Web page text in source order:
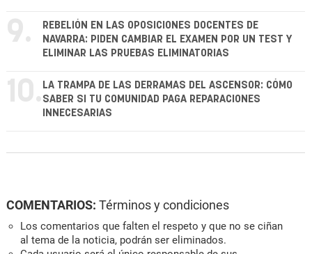
9.
REBELIÓN EN LAS OPOSICIONES DOCENTES DE
NAVARRA: PIDEN CAMBIAR EL EXAMEN POR UN TEST Y
ELIMINAR LAS PRUEBAS ELIMINATORIAS
10. LA TRAMPA DE LAS DERRAMAS DEL ASCENSOR: CÓMO
SABER SI TU COMUNIDAD PAGA REPARACIONES
INNECESARIAS
COMENTARIOS: Términos y condiciones
Los comentarios que falten el respeto y que no se ciñan
al tema de la noticia, podrán ser eliminados.